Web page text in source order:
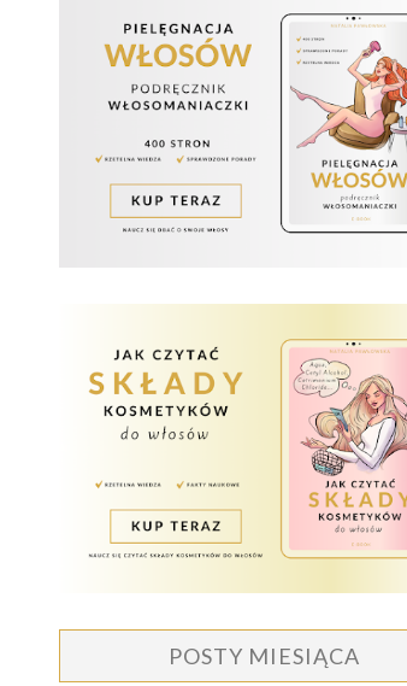
POSTY MIESIĄCA